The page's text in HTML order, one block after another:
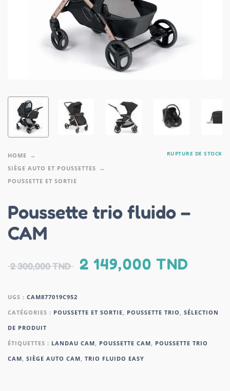
HOME
SIÈGE AUTO ET POUSSETTES
POUSSETTE ET SORTIE
RUPTURE DE STOCK
Poussette trio fluido –
CAM
2 300,000TND 2 149,000 TND
UGS : CAM877019C952
CATÉGORIES : POUSSETTE ET SORTIE POUSSETTE TRIO
SÉLECTION
DE PRODUIT
ÉTIQUETTES : LANDAU CAM POUSSETTE CAM
POUSSETTE TRIO
CAM SIÈGE AUTO CAM TRIO FLUIDO EASY